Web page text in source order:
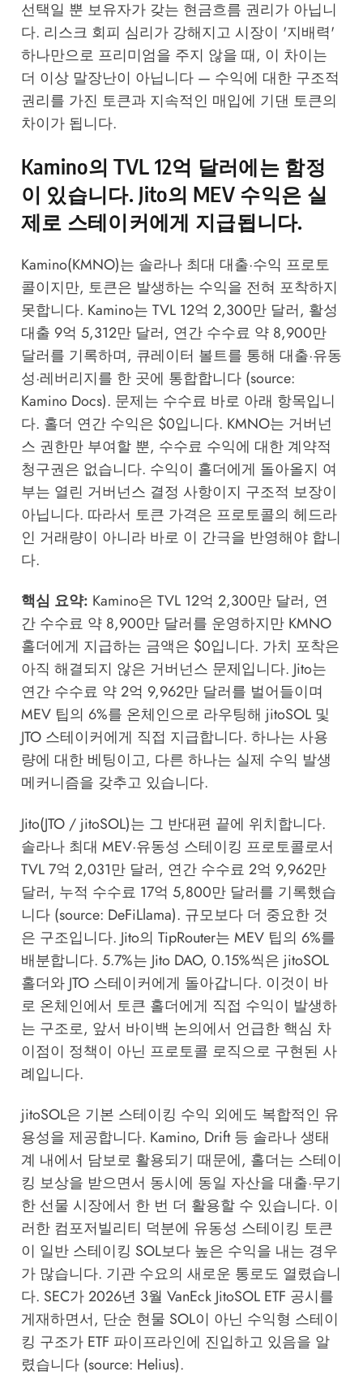
선택일 뿐 보유자가 갖는 현금흐름 권리가 아닙니
다. 리스크 회피 심리가 강해지고 시장이 '지배력'
하나만으로 프리미엄을 주지 않을 때, 이 차이는
더 이상 말장난이 아닙니다 — 수익에 대한 구조적
권리를 가진 토큰과 지속적인 매입에 기댄 토큰의
차이가 됩니다.
Kamino의 TVL 12억 달러에는 함정
이 있습니다. Jito의 MEV 수익은 실
제로 스테이커에게 지급됩니다.
Kamino(KMNO)는 솔라나 최대 대출·수익 프로토
콜이지만, 토큰은 발생하는 수익을 전혀 포착하지
못합니다. Kamino는 TVL 12억 2,300만 달러, 활성
대출 9억 5,312만 달러, 연간 수수료 약 8,900만
달러를 기록하며, 큐레이터 볼트를 통해 대출·유동
성·레버리지를 한 곳에 통합합니다 (source:
Kamino Docs). 문제는 수수료 바로 아래 항목입니
다. 홀더 연간 수익은 $0입니다. KMNO는 거버넌
스 권한만 부여할 뿐, 수수료 수익에 대한 계약적
청구권은 없습니다. 수익이 홀더에게 돌아올지 여
부는 열린 거버넌스 결정 사항이지 구조적 보장이
아닙니다. 따라서 토큰 가격은 프로토콜의 헤드라
인 거래량이 아니라 바로 이 간극을 반영해야 합니
다.
핵심 요약: Kamino은 TVL 12억 2,300만 달러, 연
간 수수료 약 8,900만 달러를 운영하지만 KMNO
홀더에게 지급하는 금액은 $0입니다. 가치 포착은
아직 해결되지 않은 거버넌스 문제입니다. Jito는
연간 수수료 약 2억 9,962만 달러를 벌어들이며
MEV 팁의 6%를 온체인으로 라우팅해 jitoSOL 및
JTO 스테이커에게 직접 지급합니다. 하나는 사용
량에 대한 베팅이고, 다른 하나는 실제 수익 발생
메커니즘을 갖추고 있습니다.
Jito(JTO / jitoSOL)는 그 반대편 끝에 위치합니다.
솔라나 최대 MEV·유동성 스테이킹 프로토콜로서
TVL 7억 2,031만 달러, 연간 수수료 2억 9,962만
달러, 누적 수수료 17억 5,800만 달러를 기록했습
니다 (source: DeFiLlama). 규모보다 더 중요한 것
은 구조입니다. Jito의 TipRouter는 MEV 팁의 6%를
배분합니다. 5.7%는 Jito DAO, 0.15%씩은 jitoSOL
홀더와 JTO 스테이커에게 돌아갑니다. 이것이 바
로 온체인에서 토큰 홀더에게 직접 수익이 발생하
는 구조로, 앞서 바이백 논의에서 언급한 핵심 차
이점이 정책이 아닌 프로토콜 로직으로 구현된 사
례입니다.
jitoSOL은 기본 스테이킹 수익 외에도 복합적인 유
용성을 제공합니다. Kamino, Drift 등 솔라나 생태
계 내에서 담보로 활용되기 때문에, 홀더는 스테이
킹 보상을 받으면서 동시에 동일 자산을 대출·무기
한 선물 시장에서 한 번 더 활용할 수 있습니다. 이
러한 컴포저빌리티 덕분에 유동성 스테이킹 토큰
이 일반 스테이킹 SOL보다 높은 수익을 내는 경우
가 많습니다. 기관 수요의 새로운 통로도 열렸습니
다. SEC가 2026년 3월 VanEck JitoSOL ETF 공시를
게재하면서, 단순 현물 SOL이 아닌 수익형 스테이
킹 구조가 ETF 파이프라인에 진입하고 있음을 알
렸습니다 (source: Helius).